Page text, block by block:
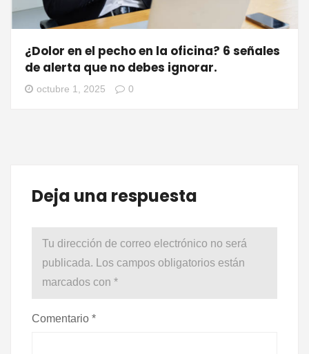
¿Dolor en el pecho en la oficina? 6 señales
de alerta que no debes ignorar.
octubre 1, 2025 0
Deja una respuesta
Tu dirección de correo electrónico no será
publicada. Los campos obligatorios están
marcados con *
Comentario *